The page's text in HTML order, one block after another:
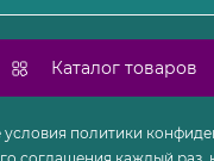
Каталог товаров
политики
соглашения каждый раз,